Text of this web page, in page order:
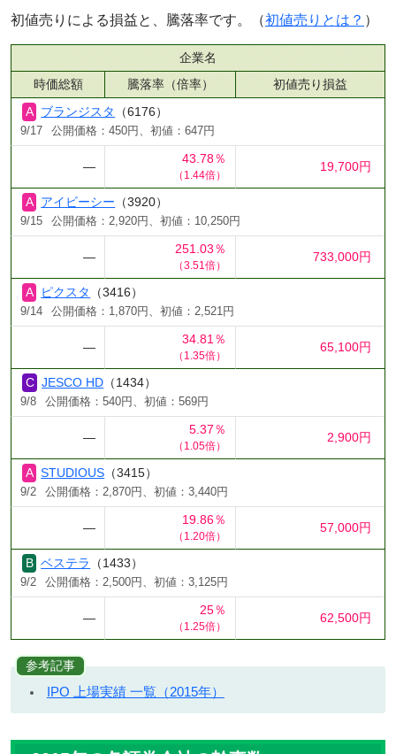
初値売りによる損益と、騰落率です。（初値売りとは？ ）
企業名
時価総額
騰落率（倍率）
初値売り損益
ブランジスタ
（6176）
9/17 公開価格：450円、初値：647円
―
43.78％
（1.44倍）
19,700円
アイビーシー （3920）
9/15 公開価格：2,920円、初値：10,250円
―
251.03％
（3.51倍）
733,000円
ピクスタ （3416）
9/14 公開価格：1,870円、初値：2,521円
―
34.81％
（1.35倍）
65,100円
JESCO HD （1434）
9/8 公開価格：540円、初値：569円
―
5.37％
（1.05倍）
2,900円
STUDIOUS （3415）
9/2 公開価格：2,870円、初値：3,440円
―
19.86％
（1.20倍）
57,000円
ベステラ （1433）
9/2 公開価格：2,500円、初値：3,125円
―
25％
（1.25倍）
62,500円
参考記事
IPO 上場実績 一覧（2015年）